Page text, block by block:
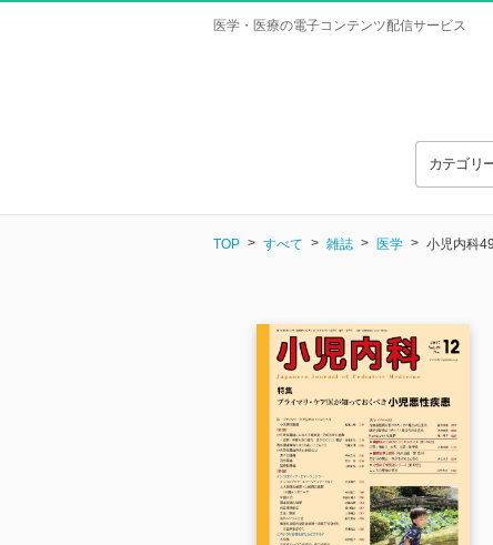
医学・医療の電子コンテンツ配信サービス
カテゴリ
TOP すべて 雑誌 医学 小児内科